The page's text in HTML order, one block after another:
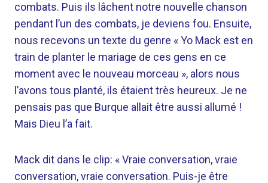
combats. Puis ils lâchent notre nouvelle chanson
pendant l’un des combats, je deviens fou. Ensuite,
nous recevons un texte du genre « Yo Mack est en
train de planter le mariage de ces gens en ce
moment avec le nouveau morceau », alors nous
l’avons tous planté, ils étaient très heureux. Je ne
pensais pas que Burque allait être aussi allumé !
Mais Dieu l’a fait.
Mack dit dans le clip: « Vraie conversation, vraie
conversation, vraie conversation. Puis-je être